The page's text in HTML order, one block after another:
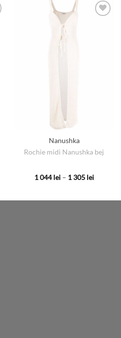
Nanushka
Rochie midi Nanushka bej
1 044lei – 1 305 leiInterval
044 lei